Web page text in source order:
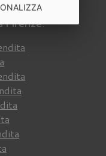
della nostra
Firenze: